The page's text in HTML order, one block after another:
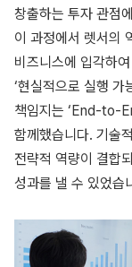
창출하는 투자 관점
이 과정에서 렛서의
비즈니스에 입각하
‘현실적으로 실행 가
책임지는 ‘End-to-
함께했습니다. 기술
전략적 역량이 결합
성과를 낼 수 있었습